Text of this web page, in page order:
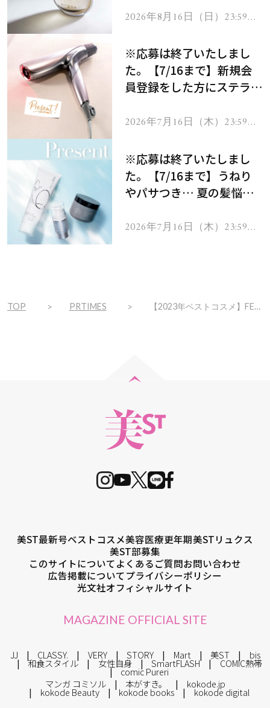
2026年8月16日（日）23:59ま
※応募は終了いたしまし
た。【7/16まで】新規会
員登録をした方にステラボ
ヘアドライヤー ジュエル
2026年7月16日（木）23:59ま
※応募は終了いたしまし
た。【7/16まで】うねり
やパサつき… 夏の髪悩み
ムを13名様にプレゼン
2026年7月16日（木）23:59ま
TOP PRTIMES 【2023年ベストコスメ】FEMMUE ルミエール ヴァイタルCが「LIPS」にてベストコスメ受賞 !
美ST最新号ベストコスメ美容医療更年期美STリュクス
美ST部募集
このサイトについてよくあるご質問お問い合わせ
広告掲載についてプライバシーポリシー
光文社オフィシャルサイト
MAGAZINE OFFICIAL SITE
JJ CLASSY. VERY STORY Mart 美ST bis
和食スタイル 女性自身 SmartFLASH COMIC熱帯
comic Pureri
マンガ コミソル
本がすき。 kokode.jp
kokode Beauty kokode books kokode digital